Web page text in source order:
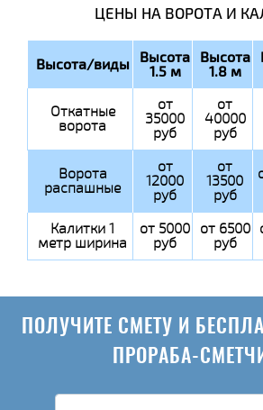
ЦЕНЫ НА ВОРОТА И
Высота/виды Высота
1.5 м
Высота
1.8 м
Откатные
ворота
от
35000
руб
от
40000
руб
Ворота
распашные
от
12000
руб
от
13500
руб
Калитки 1
метр ширина
от 5000
руб
от 6500
руб
ПОЛУЧИТЕ СМЕТУ И
ПРОРАБА-